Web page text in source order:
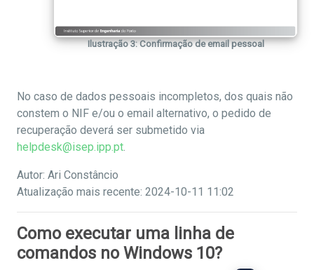
Ilustração 3: Confirmação de email pessoal
No caso de dados pessoais incompletos, dos quais não
constem o NIF e/ou o email alternativo, o pedido de
recuperação deverá ser submetido via
helpdesk@isep.ipp.pt.
Autor: Ari Constâncio
Atualização mais recente: 2024-10-11 11:02
Como executar uma linha de
comandos no Windows 10?